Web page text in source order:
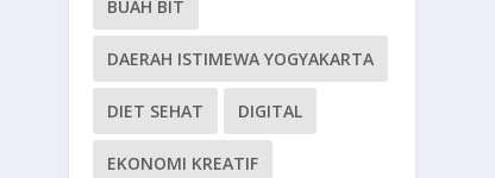
BUAH BIT
DAERAH ISTIMEWA YOGYAKARTA
DIET SEHAT DIGITAL
EKONOMI KREATIF